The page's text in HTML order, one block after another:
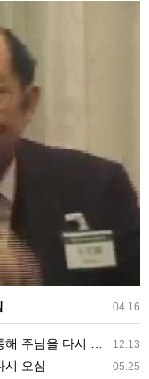
04.16
12.13
을 다시 모셔옴
05.25
시 오심